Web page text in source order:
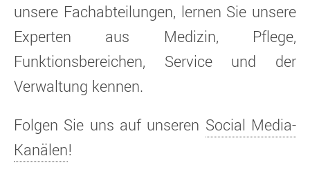
unsere Fachabteilungen, lernen Sie unsere
Experten aus Medizin, Pflege,
Funktionsbereichen, Service und der
Verwaltung kennen.
Folgen Sie uns auf unseren Social Media-
Kanälen!